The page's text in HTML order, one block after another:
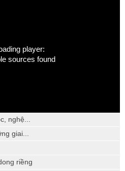
player:
sources found
nghệ...
giai...
riềng